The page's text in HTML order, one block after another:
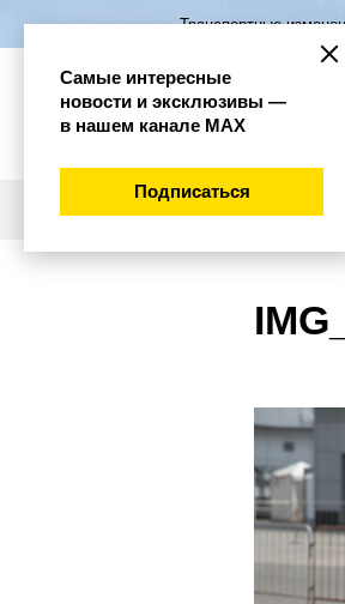
Транспортные
Самые интересные
новости и эксклюзивы —
в нашем канале МАХ
Подписаться